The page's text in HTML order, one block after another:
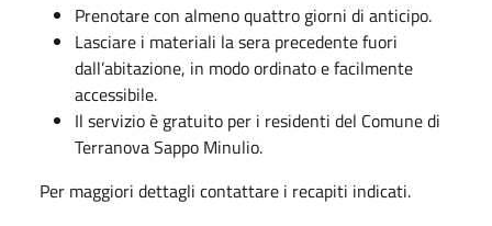
Prenotare con almeno quattro giorni di anticipo.
Lasciare i materiali la sera precedente fuori
dall’abitazione, in modo ordinato e facilmente
accessibile.
Il servizio è gratuito per i residenti del Comune di
Terranova Sappo Minulio.
Per maggiori dettagli contattare i recapiti indicati.